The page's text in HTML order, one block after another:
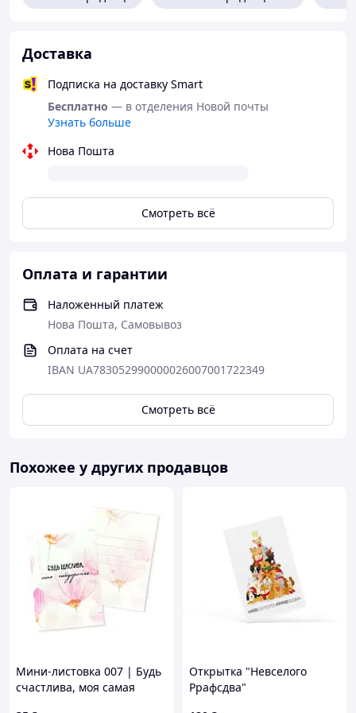
прямо сейчас + 380970534679
Доставка
Подписка на доставку Smart
Бесплатно — в отделения Новой почты
Узнать больше
Нова Пошта
Смотреть всё
Оплата и гарантии
Наложенный платеж
Нова Пошта, Самовывоз
Оплата на счет
IBAN UA783052990000026007001722349
Смотреть всё
Похожее у других продавцов
Мини-листовка 007 | Будь
счастлива, моя самая
Открытка "Невселого
Ррафсдва"